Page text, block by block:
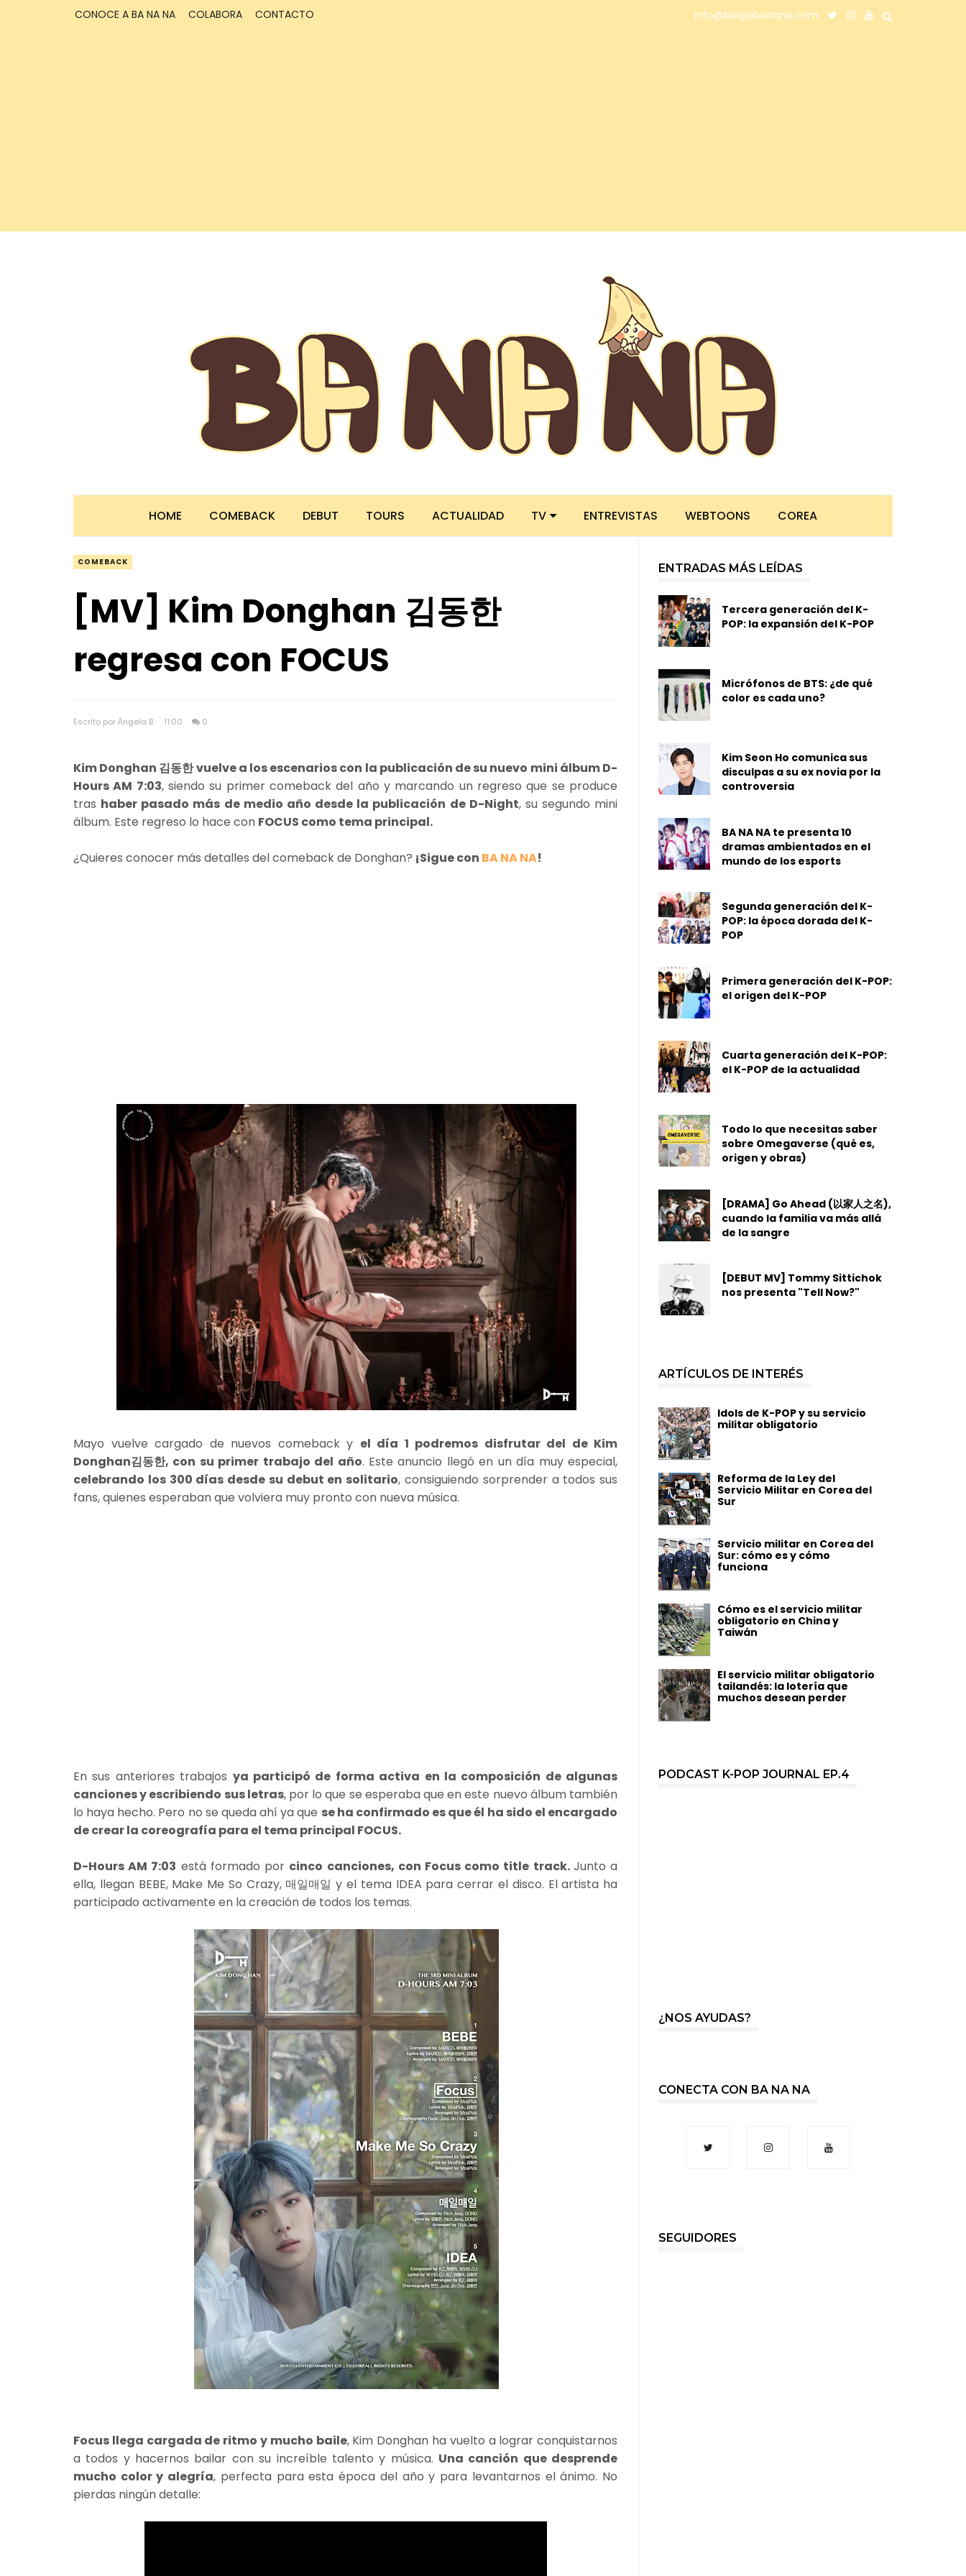
CONOCE A BA NA NA COLABORA CONTACTO info@bloglabanana.com
HOME COMEBACK DEBUT TOURS ACTUALIDAD TV ENTREVISTAS WEBTOONS COREA
COMEBACK
[MV] Kim Donghan 김동한
regresa con FOCUS
Escrito por Ángela B. 11:00 0
Kim Donghan 김동한 vuelve a los escenarios con la publicación de su nuevo mini álbumD-
Hours AM 7:03, siendo su primer comeback del año y marcando un regreso que se produce
tras haber pasado más de medio año desde la publicación de D-Night, su segundo mini
álbum. Este regreso lo hace con FOCUS como tema principal.
¿Quieres conocer más detalles del comeback de Donghan? ¡Sigue con BA NA NA!
Mayo vuelve cargado de nuevos comeback y el día 1 podremos disfrutar del de Kim
Donghan김동한, con su primer trabajo del año. Este anuncio llegó en un día muy especial,
celebrando los 300 días desde su debut en solitario, consiguiendo sorprender a todos sus
fans, quienes esperaban que volviera muy pronto con nueva música.
En sus anteriores trabajos ya participó de forma activa en la composición de algunas
canciones y escribiendo sus letras, por lo que se esperaba que en este nuevo álbum también
lo haya hecho. Pero no se queda ahí ya que se ha confirmado es que él ha sido el encargado
de crear la coreografía para el tema principal FOCUS.
D-Hours AM 7:03 está formado por cinco canciones, con Focus como title track. Junto a
ella, llegan BEBE, Make Me So Crazy, 매일매일 y el tema IDEA para cerrar el disco. El artista ha
participado activamente en la creación de todos los temas.
Focus llega cargada de ritmo y mucho baile, Kim Donghan ha vuelto a lograr conquistarnos
a todos y hacernos bailar con su increíble talento y música. Una canción que desprende
mucho color y alegría, perfecta para esta época del año y para levantarnos el ánimo. No
pierdas ningún detalle:
ENTRADAS MÁS LEÍDAS
Tercera generación del K-
POP: la expansión del K-POP
Micrófonos de BTS: ¿de qué
color es cada uno?
Kim Seon Ho comunica sus
disculpas a su ex novia por la
controversia
BA NA NA te presenta 10
dramas ambientados en el
mundo de los esports
Segunda generación del K-
POP: la época dorada del K-
POP
Primera generación del K-POP:
el origen del K-POP
Cuarta generación del K-POP:
el K-POP de la actualidad
Todo lo que necesitas saber
sobre Omegaverse (qué es,
origen y obras)
[DRAMA] Go Ahead (以家人之名),
cuando la familia va más allá
de la sangre
[DEBUT MV] Tommy Sittichok
nos presenta "Tell Now?"
ARTÍCULOS DE INTERÉS
Idols de K-POP y su servicio
militar obligatorio
Reforma de la Ley del
Servicio Militar en Corea del
Sur
Servicio militar en Corea del
Sur: cómo es y cómo
funciona
Cómo es el servicio militar
obligatorio en China y
Taiwán
El servicio militar obligatorio
tailandés: la lotería que
muchos desean perder
PODCAST K-POP JOURNAL EP.4
¿NOS AYUDAS?
CONECTA CON BA NA NA
SEGUIDORES